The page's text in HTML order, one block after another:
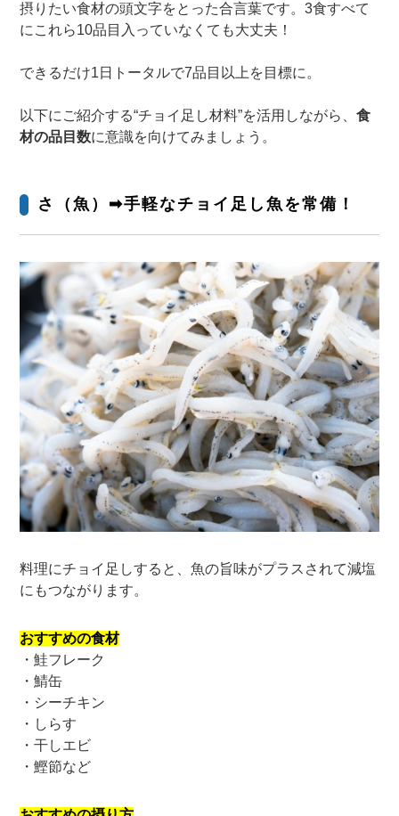
摂りたい食材の頭文字をとった合言葉です。3食すべて
にこれら10品目入っていなくても大丈夫！
できるだけ1日トータルで7品目以上を目標に。
以下にご紹介する“チョイ足し材料”を活用しながら、食
材の品目数に意識を向けてみましょう。
さ（魚）➡手軽なチョイ足し魚を常備！
料理にチョイ足しすると、魚の旨味がプラスされて減塩
にもつながります。
おすすめの食材
・鮭フレーク
・鯖缶
・シーチキン
・しらす
・干しエビ
・鰹節など